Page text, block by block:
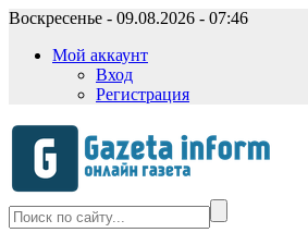
Воскресенье - 09.08.2026 - 07:46
Мой аккаунт
Вход
Регистрация